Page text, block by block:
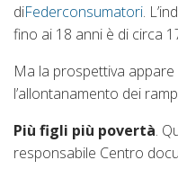
diFederconsumatori.
fino ai 18 anni è di circa
Ma la prospettiva
l’allontanamento dei
Più figli più povertà.
responsabile Centro